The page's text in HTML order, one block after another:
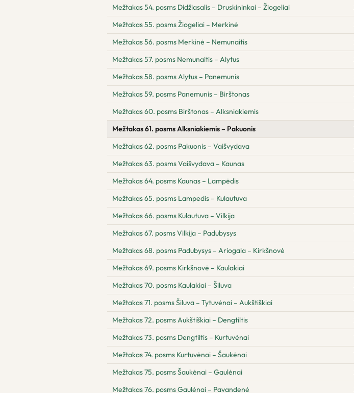
Mežtakas 54. posms Didžiasalis – Druskininkai – Žiogeliai
Mežtakas 55. posms Žiogeliai – Merkinė
Mežtakas 56. posms Merkinė – Nemunaitis
Mežtakas 57. posms Nemunaitis – Alytus
Mežtakas 58. posms Alytus – Panemunis
Mežtakas 59. posms Panemunis – Birštonas
Mežtakas 60. posms Birštonas – Alksniakiemis
Mežtakas 61. posms Alksniakiemis – Pakuonis
Mežtakas 62. posms Pakuonis – Vaišvydava
Mežtakas 63. posms Vaišvydava – Kaunas
Mežtakas 64. posms Kaunas – Lampėdis
Mežtakas 65. posms Lampedis – Kulautuva
Mežtakas 66. posms Kulautuva – Vilkija
Mežtakas 67. posms Vilkija – Padubysys
Mežtakas 68. posms Padubysys – Ariogala – Kirkšnovė
Mežtakas 69. posms Kirkšnovė – Kaulakiai
Mežtakas 70. posms Kaulakiai – Šiluva
Mežtakas 71. posms Šiluva – Tytuvėnai – Aukštiškiai
Mežtakas 72. posms Aukštiškiai – Dengtiltis
Mežtakas 73. posms Dengtiltis – Kurtuvėnai
Mežtakas 74. posms Kurtuvėnai – Šaukėnai
Mežtakas 75. posms Šaukėnai – Gaulėnai
Mežtakas 76. posms Gaulėnai – Pavandenė